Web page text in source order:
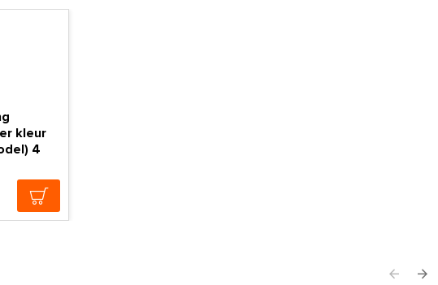
kleur
4